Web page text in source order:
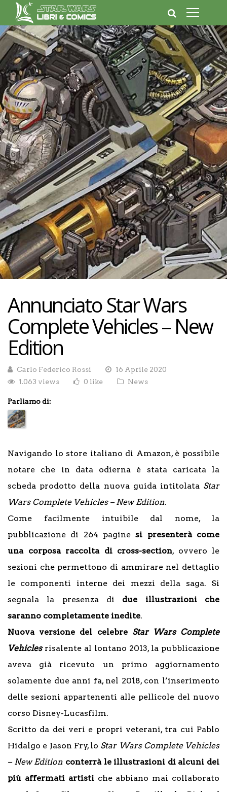
Annunciato Star Wars
Complete Vehicles – New
Edition
Carlo Federico Rossi
16 Aprile 2020
1.063 views
0 like News
Parliamo di:
Navigando lo store italiano di Amazon, è possibile
notare che in data odierna è stata caricata la
scheda prodotto della nuova guida intitolata Star
Wars Complete Vehicles – New Edition.
Come facilmente intuibile dal nome, la
pubblicazione di 264 paginesi presenterà come
una corposa raccolta di cross-section, ovvero le
sezioni che permettono di ammirare nel dettaglio
le componenti interne dei mezzi della saga. Si
segnala la presenza di due illustrazioni che
saranno completamente inedite.
Nuova versione del celebre Star Wars Complete
Vehicles risalente al lontano 2013, la pubblicazione
aveva già ricevuto un primo aggiornamento
solamente due anni fa, nel 2018, con l’inserimento
delle sezioni appartenenti alle pellicole del nuovo
corso Disney-Lucasfilm.
Scritto da dei veri e propri veterani, tra cui Pablo
Hidalgo e Jason Fry, lo Star Wars Complete Vehicles
– New Edition conterrà le illustrazioni di alcuni dei
più affermati artistiche abbiano mai collaborato